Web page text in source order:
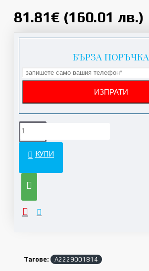
81.81€ (160.01 лв.)
БЪРЗА ПОРЪЧКА
КУПИ
Тагове: A2229001814